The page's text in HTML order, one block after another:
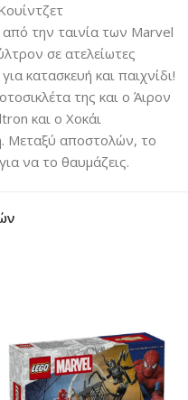
την ταινία των Marvel
σε ατελείωτες
κατασκευή και παιχνίδι!
της και ο Άιρον
και ο Χοκάι
Μεταξύ αποστολών, το
να το θαυμάζεις.